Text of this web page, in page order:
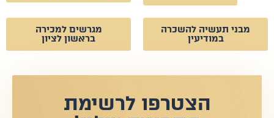
מבני תעשיה להשכרה
במודיעין
מגרשים למכירה
בראשון לציון
הצטרפו לרשימת